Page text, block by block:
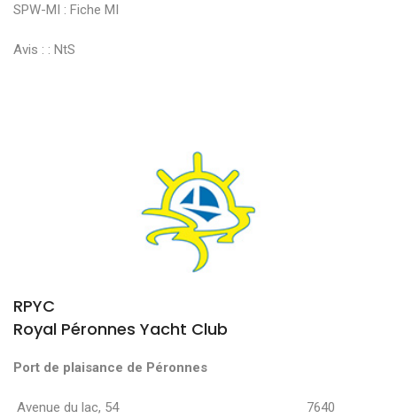
SPW-MI : Fiche MI
Avis : : NtS
RPYC
Royal Péronnes Yacht Club
Port de plaisance de Péronnes
Avenue du lac, 54 7640